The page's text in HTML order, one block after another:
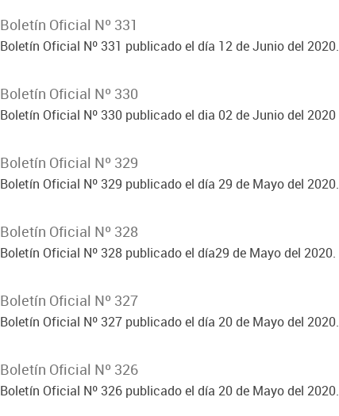
Boletín Oficial Nº 331
Boletín Oficial Nº 331 publicado el día 12 de Junio del 2020.
Boletín Oficial Nº 330
Boletín Oficial Nº 330 publicado el dia 02 de Junio del 2020
Boletín Oficial Nº 329
Boletín Oficial Nº 329 publicado el día 29 de Mayo del 2020.
Boletín Oficial Nº 328
Boletín Oficial Nº 328 publicado el día29 de Mayo del 2020.
Boletín Oficial Nº 327
Boletín Oficial Nº 327 publicado el día 20 de Mayo del 2020.
Boletín Oficial Nº 326
Boletín Oficial Nº 326 publicado el día 20 de Mayo del 2020.